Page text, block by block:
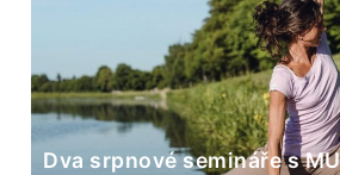
Dva srpnové semináře s